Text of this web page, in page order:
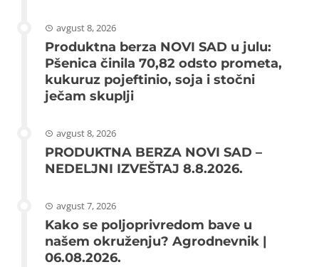
avgust 8, 2026
Produktna berza NOVI SAD u julu:
Pšenica činila 70,82 odsto prometa,
kukuruz pojeftinio, soja i stočni
ječam skuplji
avgust 8, 2026
PRODUKTNA BERZA NOVI SAD –
NEDELJNI IZVEŠTAJ 8.8.2026.
avgust 7, 2026
Kako se poljoprivredom bave u
našem okruženju? Agrodnevnik |
06.08.2026.